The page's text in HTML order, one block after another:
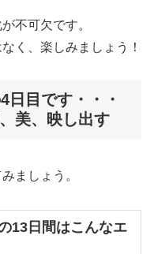
不可欠です。
く、楽しみましょう！
目です・・・
美、映し出す
ましょう。
13日間はこんなエ